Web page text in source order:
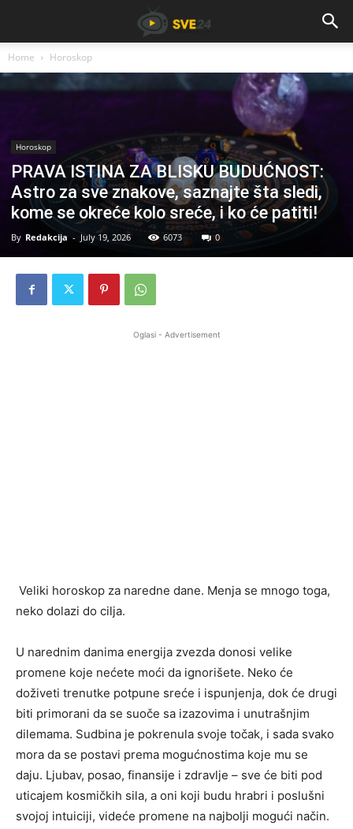
Home Horoskop
Horoskop
PRAVA ISTINA ZA BLISKU BUDUĆNOST:
Astro za sve znakove, saznajte šta sledi,
kome se okreće kolo sreće, i ko će patiti!
By Redakcija - July 19, 2026 6073 0
Oglasi - Advertisement
Veliki horoskop za naredne dane. Menja se mnogo toga,
neko dolazi do cilja.
U narednim danima energija zvezda donosi velike
promene koje nećete moći da ignorišete. Neko će
doživeti trenutke potpune sreće i ispunjenja, dok će drugi
biti primorani da se suoče sa izazovima i unutrašnjim
dilemama. Sudbina je pokrenula svoje točak, i sada svako
mora da se postavi prema mogućnostima koje mu se
daju. Ljubav, posao, finansije i zdravlje – sve će biti pod
uticajem kosmičkih sila, a oni koji budu hrabri i poslušni
svojoj intuiciji, videće promene na najbolji mogući način.